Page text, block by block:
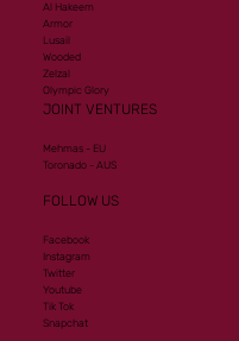
Al Hakeem
Armor
Lusail
Wooded
Zelzal
Olympic Glory
JOINT VENTURES
Mehmas - EU
Toronado - AUS
FOLLOW US
Facebook
Instagram
Twitter
Youtube
Tik Tok
Snapchat